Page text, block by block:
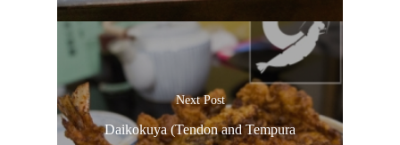
Next Post
Daikokuya (Tendon and Tempura